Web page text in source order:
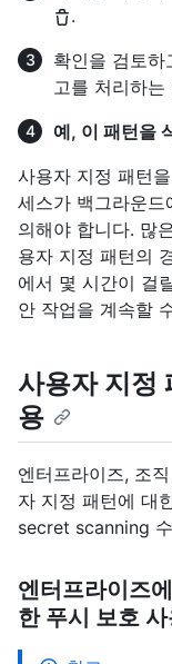
.
확인을 검토
고를 처리하
예, 이 패턴을
사용자 지정 패턴
세스가 백그라운
의해야 합니다. 많
용자 지정 패턴의
에서 몇 시간이 걸
안 작업을 계속할
사용자 지정
용
엔터프라이즈, 조
자 지정 패턴에 대
secret scanning
엔터프라이즈
한 푸시 보호